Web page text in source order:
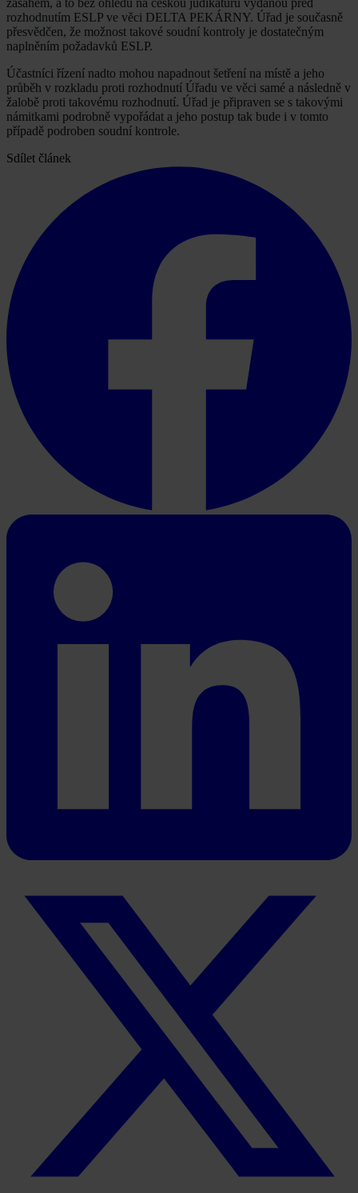
zásahem, a to bez ohledu na českou judikaturu vydanou před
rozhodnutím ESLP ve věci DELTA PEKÁRNY. Úřad je současně
přesvědčen, že možnost takové soudní kontroly je dostatečným
naplněním požadavků ESLP.
Účastníci řízení nadto mohou napadnout šetření na místě a jeho
průběh v rozkladu proti rozhodnutí Úřadu ve věci samé a následně v
žalobě proti takovému rozhodnutí. Úřad je připraven se s takovými
námitkami podrobně vypořádat a jeho postup tak bude i v tomto
případě podroben soudní kontrole.
Sdílet článek